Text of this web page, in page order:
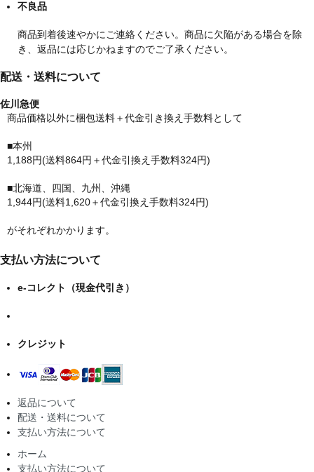
不良品
商品到着後速やかにご連絡ください。商品に欠陥がある場合を除
き、返品には応じかねますのでご了承ください。
配送・送料について
佐川急便
商品価格以外に梱包送料＋代金引き換え手数料として
■本州
1,188円(送料864円＋代金引換え手数料324円)
■北海道、四国、九州、沖縄
1,944円(送料1,620＋代金引換え手数料324円)
がそれぞれかかります。
支払い方法について
e-コレクト（現金代引き）
クレジット
返品について
配送・送料について
支払い方法について
ホーム
支払い方法について